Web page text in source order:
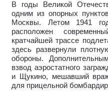
В годы Великой
одним из опорных
Москвы. Летом 1941
расположен
кратчайшей трассе
здесь развернули
обороны.
взвод аэростатного
и Щукино, мешавший
для прицельной